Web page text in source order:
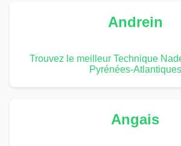
Andrein
Trouvez le meilleur Technique
Pyrénées-Atlantiques
Angais